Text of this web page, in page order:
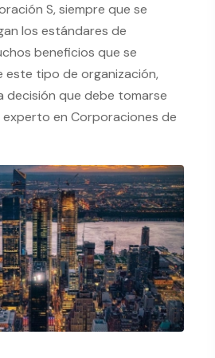
S, siempre que se
los estándares de
beneficios que se
tipo de organización,
decisión que debe tomarse
en Corporaciones de